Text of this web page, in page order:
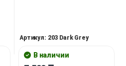
Артикул: 203 Dark Grey
В наличии